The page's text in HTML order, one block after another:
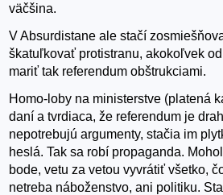
väčšina.
V Absurdistane ale stačí
škatuľkovať protistranu, akokoľvek
mariť tak referendum obštrukciami.
Homo-loby na ministerstve (platená
daní a tvrdiaca, že referendum je
nepotrebujú argumenty, stačia im
heslá. Tak sa robí propaganda.
bode, vetu za vetou vyvrátiť všetko,
netreba náboženstvo, ani politiku.